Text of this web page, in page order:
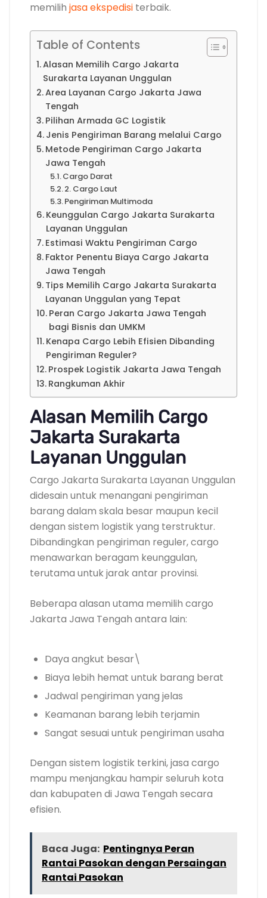
memilih jasa ekspedisi terbaik.
Table of Contents
Alasan Memilih Cargo Jakarta
Surakarta Layanan Unggulan
Area Layanan Cargo Jakarta Jawa
Tengah
Pilihan Armada GC Logistik
Jenis Pengiriman Barang melalui Cargo
Metode Pengiriman Cargo Jakarta
Jawa Tengah
Cargo Darat
2. Cargo Laut
Pengiriman Multimoda
Keunggulan Cargo Jakarta Surakarta
Layanan Unggulan
Estimasi Waktu Pengiriman Cargo
Faktor Penentu Biaya Cargo Jakarta
Jawa Tengah
Tips Memilih Cargo Jakarta Surakarta
Layanan Unggulan yang Tepat
Peran Cargo Jakarta Jawa Tengah
bagi Bisnis dan UMKM
Kenapa Cargo Lebih Efisien Dibanding
Pengiriman Reguler?
Prospek Logistik Jakarta Jawa Tengah
Rangkuman Akhir
Alasan Memilih Cargo
Jakarta Surakarta
Layanan Unggulan
Cargo Jakarta Surakarta Layanan Unggulan
didesain untuk menangani pengiriman
barang dalam skala besar maupun kecil
dengan sistem logistik yang terstruktur.
Dibandingkan pengiriman reguler, cargo
menawarkan beragam keunggulan,
terutama untuk jarak antar provinsi.
Beberapa alasan utama memilih cargo
Jakarta Jawa Tengah antara lain:
Daya angkut besar\
Biaya lebih hemat untuk barang berat
Jadwal pengiriman yang jelas
Keamanan barang lebih terjamin
Sangat sesuai untuk pengiriman usaha
Dengan sistem logistik terkini, jasa cargo
mampu menjangkau hampir seluruh kota
dan kabupaten di Jawa Tengah secara
efisien.
Baca Juga: Pentingnya Peran
Rantai Pasokan dengan Persaingan
Rantai Pasokan